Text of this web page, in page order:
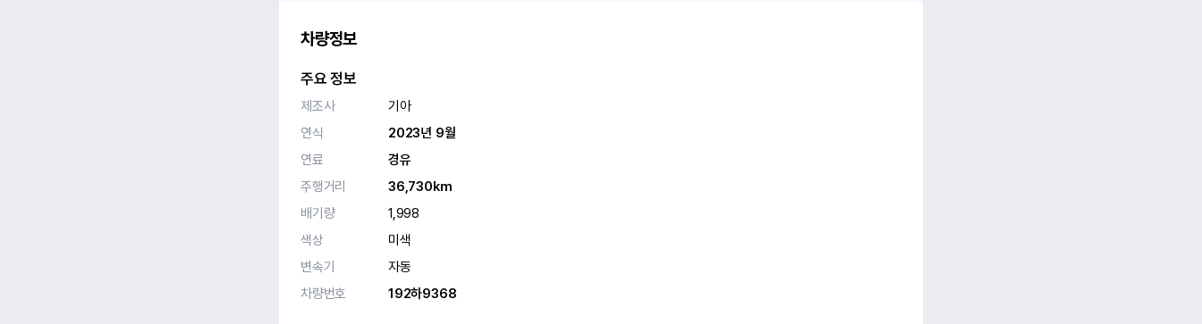
차량정보
주요 정보
제조사
기아
연식
2023년 9월
연료
경유
주행거리
36,730km
배기량
1,998
색상
미색
변속기
자동
차량번호
192하9368